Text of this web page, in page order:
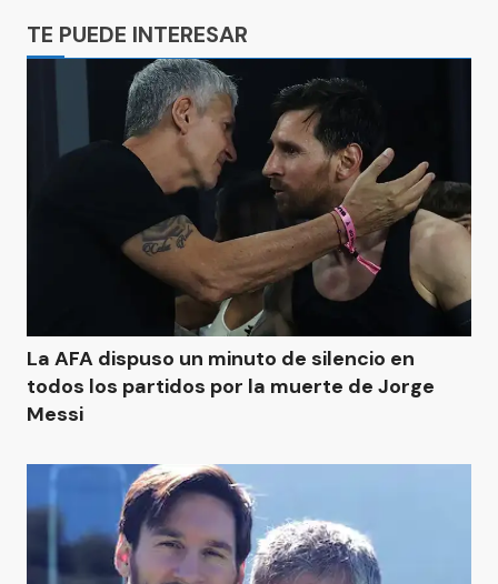
TE PUEDE INTERESAR
La AFA dispuso un minuto de silencio en
todos los partidos por la muerte de Jorge
Messi